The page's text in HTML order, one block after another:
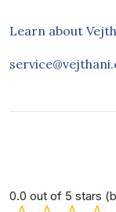
Learn about
0.0 out of 5 stars